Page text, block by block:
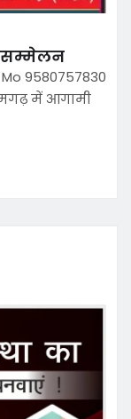
सम्मेलन
9580757830
में आगामी